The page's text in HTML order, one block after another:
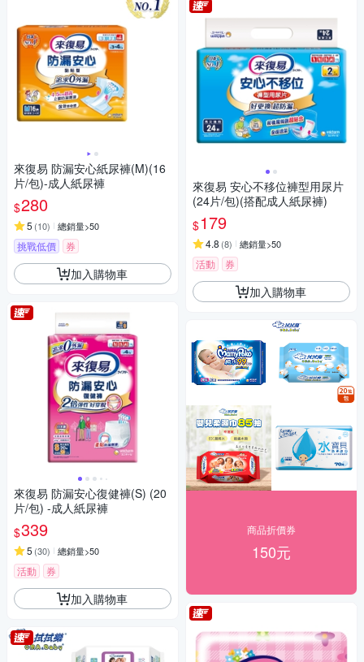
來復易 防漏安心紙尿褲(M)(16
片/包)-成人紙尿褲
$280
5 (10) 總銷量>50
挑戰低價 券
加入購物車
來復易 防漏安心復健褲(S) (20
片/包) -成人紙尿褲
$339
5 (30) 總銷量>50
活動 券
加入購物車
來復易 安心不移位褲型用尿片
(24片/包)(搭配成人紙尿褲)
$179
4.8 (8) 總銷量>50
活動 券
加入購物車
商品折價券
150元